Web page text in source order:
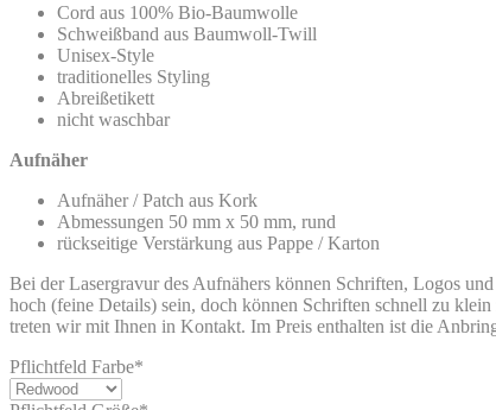
Cord aus 100% Bio-Baumwolle
Schweißband aus Baumwoll-Twill
Unisex-Style
traditionelles Styling
Abreißetikett
nicht waschbar
Aufnäher
Aufnäher / Patch aus Kork
Abmessungen 50 mm x 50 mm, rund
rückseitige Verstärkung aus Pappe / Karton
Bei der Lasergravur des Aufnähers können Schriften, Logos
hoch (feine Details) sein, doch können Schriften schnell zu
treten wir mit Ihnen in Kontakt. Im Preis enthalten ist die
Pflichtfeld Farbe*